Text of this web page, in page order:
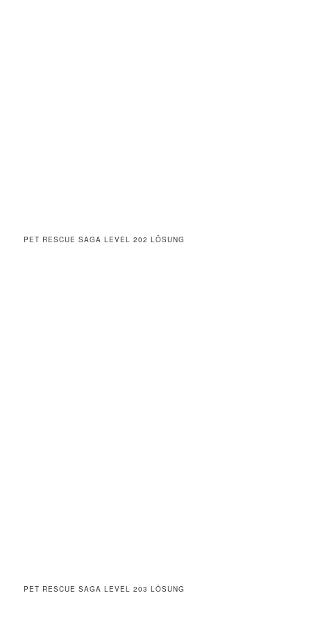
PET RESCUE SAGA LEVEL 202 LÖSUNG
PET RESCUE SAGA LEVEL 203 LÖSUNG